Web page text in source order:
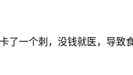
一个刺，没钱就医，导